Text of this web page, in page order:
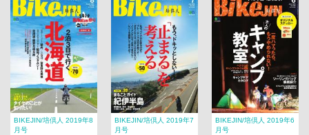
BIKEJIN/培倶人 2019年8
月号
BIKEJIN/培倶人 2019年7
月号
BIKEJIN/培倶人 2019年6
月号